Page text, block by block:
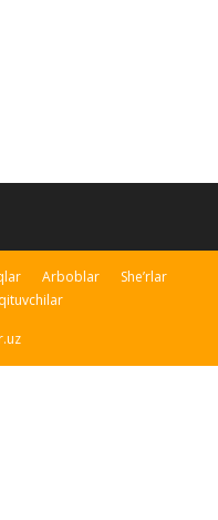
Arboblar
She’rlar